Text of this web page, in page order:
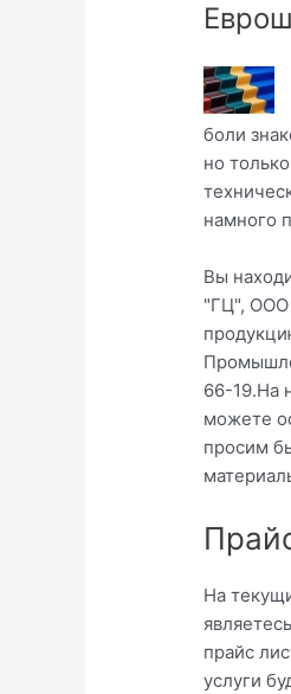
боли
но
намного
Вы
"ГЦ", ООО
66-19.На
можете
просим
На
прайс
услуги